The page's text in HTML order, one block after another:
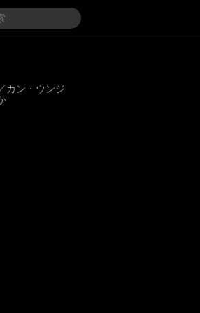
カン・ウンジ